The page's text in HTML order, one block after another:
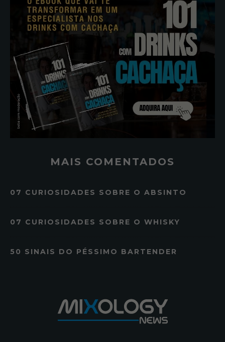
MAIS COMENTADOS
07 CURIOSIDADES SOBRE O ABSINTO
07 CURIOSIDADES SOBRE O WHISKY
50 SINAIS DO PÉSSIMO BARTENDER